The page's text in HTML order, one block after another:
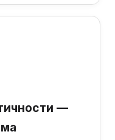
—